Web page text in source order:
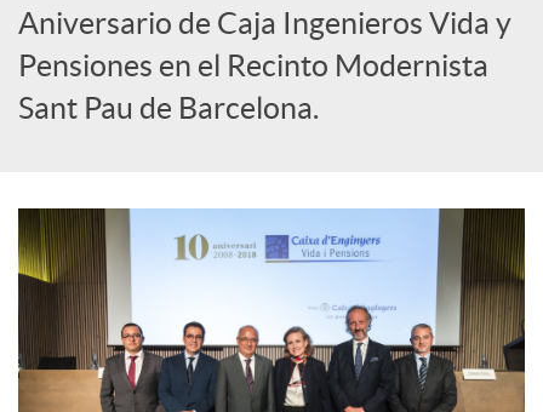
d
o
r
d
e
Aniversario de Caja Ingenieros Vida y
Pensiones en el Recinto Modernista
Sant Pau de Barcelona.